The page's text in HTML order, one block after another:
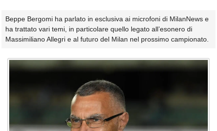
Beppe Bergomi ha parlato in esclusiva ai microfoni di MilanNews e
ha trattato vari temi, in particolare quello legato all’esonero di
Massimiliano Allegri e al futuro del Milan nel prossimo campionato.